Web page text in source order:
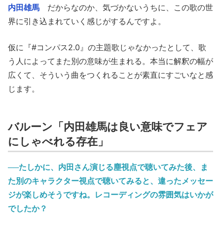
内田雄馬 だからなのか、気づかないうちに、この歌の世
界に引き込まれていく感じがするんですよ。
仮に『#コンパス2.0』の主題歌じゃなかったとして、歌
う人によってまた別の意味が生まれる。本当に解釈の幅が
広くて、そういう曲をつくれることが素直にすごいなと感
じます。
バルーン「内田雄馬は良い意味でフェア
にしゃべれる存在」
──たしかに、内田さん演じる塵視点で聴いてみた後、ま
た別のキャラクター視点で聴いてみると、違ったメッセー
ジが楽しめそうですね。レコーディングの雰囲気はいかが
でしたか？